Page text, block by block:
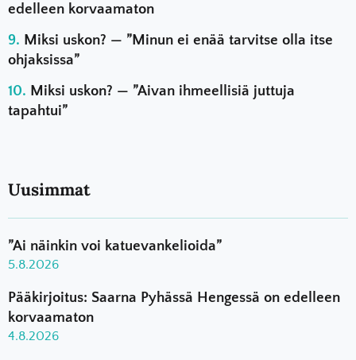
edelleen korvaamaton
Miksi uskon? — ”Minun ei enää tarvitse olla itse
ohjaksissa”
Miksi uskon? — ”Aivan ihmeellisiä juttuja
tapahtui”
Uusimmat
”Ai näinkin voi katuevankelioida”
5.8.2026
Pääkirjoitus: Saarna Pyhässä Hengessä on edelleen
korvaamaton
4.8.2026